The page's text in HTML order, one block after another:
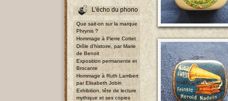
L'écho du phono
Que sait-on sur la marque
Phrynis ?
Hommage à Pierre Cottet
Drôle d'histoire, par Marie
de Benoit
Exposition permanente et
Brocante
Hommage à Ruth Lambert
par Elisabeth Jobin
Exhibition, tête de lecture
mythique et ses copies